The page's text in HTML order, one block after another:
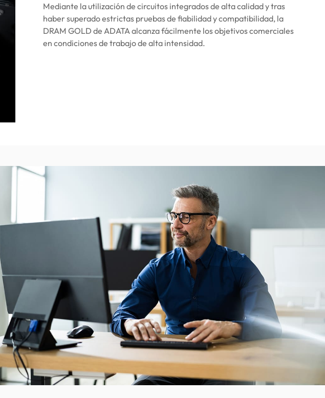
Mediante la utilización de circuitos integrados de alta calidad y tras
haber superado estrictas pruebas de fiabilidad y compatibilidad, la
DRAM GOLD de ADATA alcanza fácilmente los objetivos comerciales
en condiciones de trabajo de alta intensidad.